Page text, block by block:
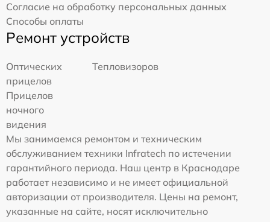
Согласие на обработку персональных данных
Способы оплаты
Ремонт устройств
Оптических
прицелов
Тепловизоров
Прицелов
ночного
видения
Мы занимаемся ремонтом и техническим
обслуживанием техники Infratech по истечении
гарантийного периода. Наш центр в Краснодаре
работает независимо и не имеет официальной
авторизации от производителя. Цены на ремонт,
указанные на сайте, носят исключительно